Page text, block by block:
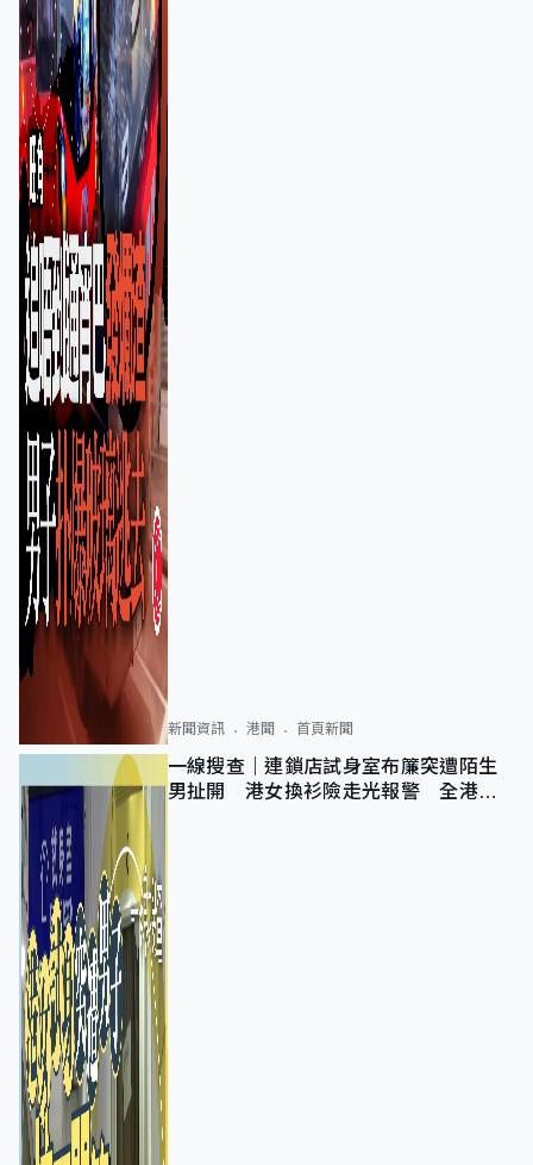
新聞資訊 港聞 首頁新聞
一線搜查｜連鎖店試身室布簾突遭陌生
男扯開 港女換衫險走光報警 全港分